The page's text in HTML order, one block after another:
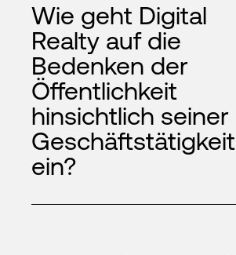
Wie geht Digital
Realty auf die
Bedenken der
Öffentlichkeit
hinsichtlich seiner
Geschäftstätigkeit
ein?